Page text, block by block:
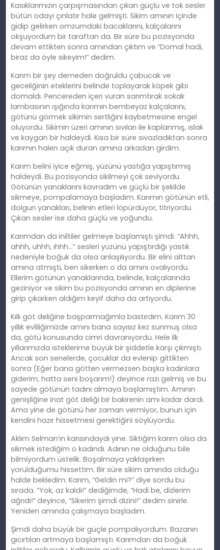
Kasıklarımızın çarpışmasından çıkan güçlü ve tok sesler
bütün odayı çınlatır hale gelmişti. Sikim amının içinde
gidip gelirken omzumdaki bacaklarını, kalçalarını
okşuyordum bir taraftan da. Bir süre bu pozisyonda
devam ettikten sonra amından çıktım ve “Domal hadi,
biraz da öyle sikeyim!” dedim.
Karım bir şey demeden doğruldu çabucak ve
geceliğinin eteklerini belinde toplayarak köpek gibi
domaldı. Pencereden içeri vuran sarımtırak sokak
lambasının ışığında karımın bembeyaz kalçalarını,
götünü görmek sikimin sertliğini kaybetmesine engel
oluyordu. Sikimin üzeri amının sıvıları ile kaplanmış, ıslak
ve kaygan bir haldeydi. Kısa bir süre sıvazladıktan sonra
karımın halen açık duran amına arkadan girdim.
Karım belini iyice eğmiş, yüzünü yastığa yapıştırmış
haldeydi. Bu pozisyonda sikilmeyi çok seviyordu.
Götünün yanaklarını kavradım ve güçlü bir şekilde
sikmeye, pompalamaya başladım. Karımın götünün etli,
dolgun yanakları, belinin etleri löpürdüyor, titriyordu.
Çıkan sesler ise daha güçlü ve yoğundu.
Karımdan da iniltiler gelmeye başlamıştı şimdi. “Ahhh,
ahhh, uhhh, ıhhh…” sesleri yüzünü yapıştırdığı yastık
nedeniyle boğuk da olsa anlaşılıyordu. Bir elini alttan
amına atmıştı, ben sikerken o da amını ovalıyordu.
Ellerim götünün yanaklarında, belinde, kalçalarında
geziniyor ve sikim bu pozisyonda amının en diplerine
girip çıkarken aldığım keyif daha da artıyordu.
Kıllı göt deliğine başparmağımla bastırdım. Karım 30
yıllık evliliğimizde amını bana sayısız kez sunmuş olsa
da, götü konusunda cimri davranıyordu. Hele ilk
yıllarımızda isteklerime büyük bir şiddetle karşı çıkmıştı.
Ancak son senelerde, çocuklar da evlenip gittikten
sonra (Eğer bana götten vermezsen başka kadınlara
giderim, hatta seni boşarım!) deyince razı gelmiş ve bu
sayede götünün tadını almaya başlamıştım. Amının
genişliğine inat göt deliği bir bakirenin amı kadar dardı.
Ama yine de götünü her zaman vermiyor, bunun için
kendini hazır hissetmesi gerektiğini söylüyordu.
Aklım Selman’ın karısındaydı yine. Siktiğim karım olsa da
sikmek istediğim o kadındı. Adının ne olduğunu bile
bilmiyordum üstelik. Boşalmaya yaklaşırken
yorulduğumu hissettim. Bir süre sikim amında olduğu
halde bekledim. Karım, “Geldin mi?” diye sordu bu
sırada. “Yok, az kaldı!” dediğimde, “Hadi be, dizlerim
ağrıdı!” deyince, “Sikerim şimdi dizini!” dedim sinirle.
Yeniden amında çalışmaya başladım.
Şimdi daha büyük bir güçle pompalıyordum. Bazanın
gıcırtıları artmaya başlamıştı. Karımdan da boğuk